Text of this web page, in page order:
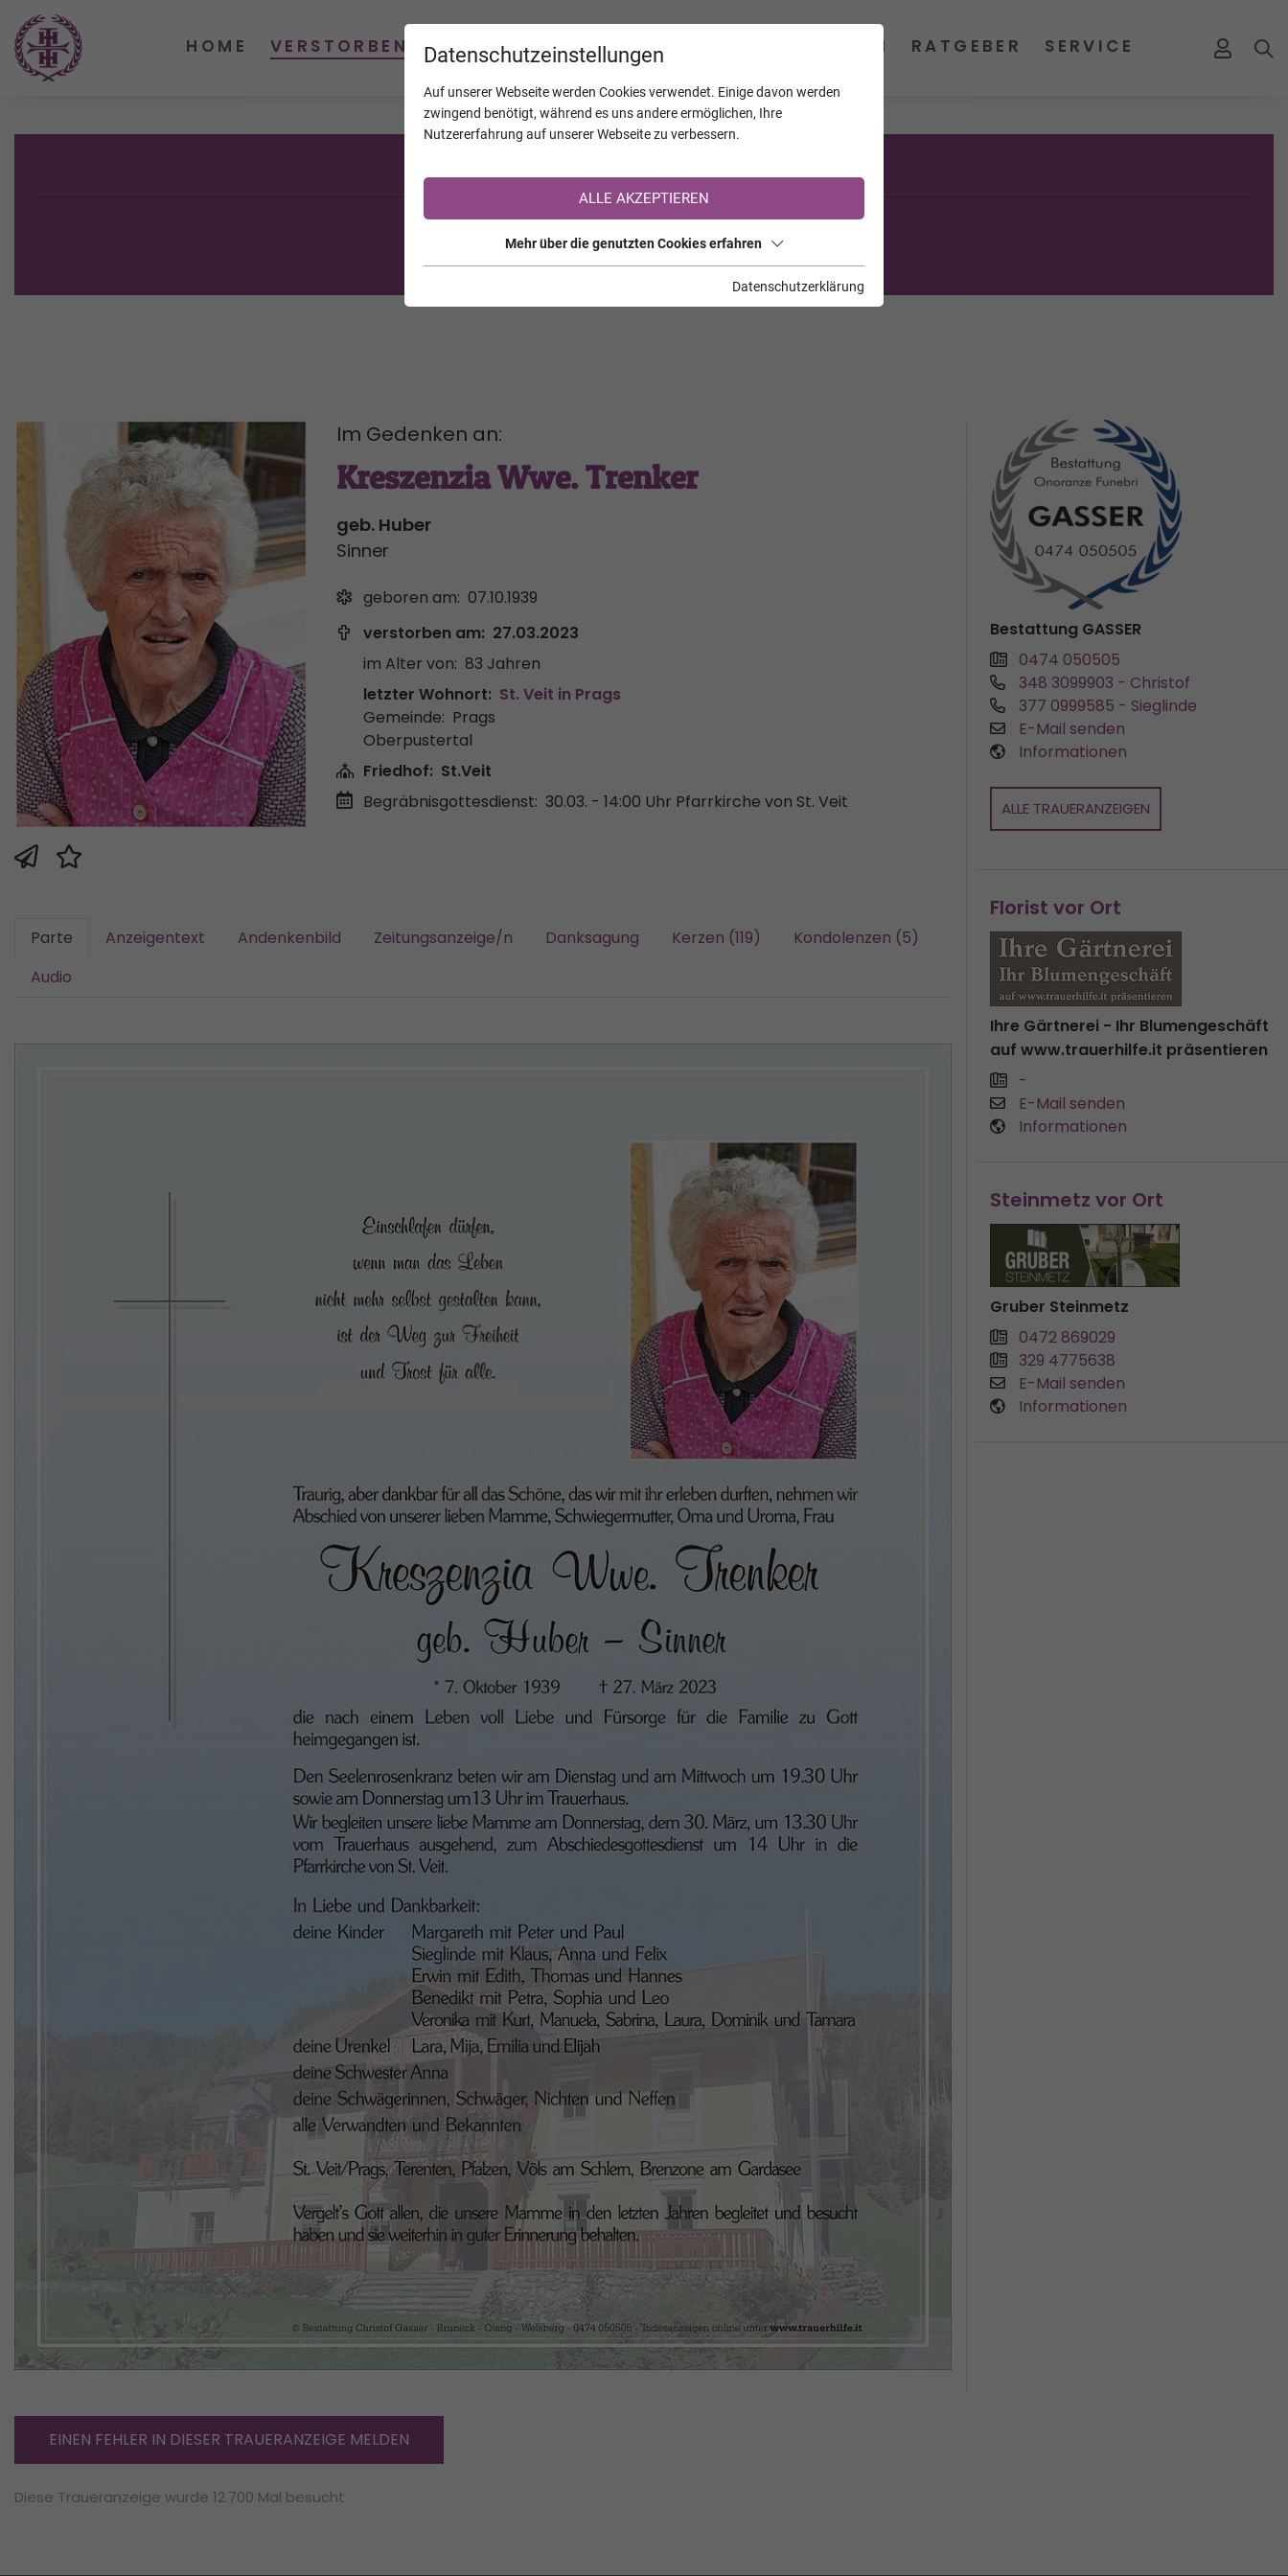
Sie sind noch nicht auf TrauerHilfe.it registriert?
>> zur kostenlosen Registrierung <<
Im Gedenken an:
Kreszenzia Wwe. Trenker
geb. Huber
Sinner
geboren am: 07.10.1939
verstorben am: 27.03.2023
im Alter von: 83 Jahren
letzter Wohnort: St. Veit in Prags
Gemeinde: Prags
Oberpustertal
Friedhof: St.Veit
Begräbnisgottesdienst: 30.03. - 14:00 Uhr Pfarrkirche von St. Veit
Parte Anzeigentext Andenkenbild Zeitungsanzeige/n Danksagung Kerzen (119)
Kondolenzen (5)
Audio
Bestattung GASSER
0474 050505
348 3099903 - Christof
377 0999585 - Sieglinde
E-Mail senden
Informationen
ALLE TRAUERANZEIGEN
Florist vor Ort
Ihre Gärtnerei - Ihr Blumengeschäft
auf www.trauerhilfe.it präsentieren
-
E-Mail senden
Informationen
Steinmetz vor Ort
Gruber Steinmetz
0472 869029
329 4775638
E-Mail senden
Informationen
EINEN FEHLER IN DIESER TRAUERANZEIGE MELDEN
Diese Traueranzeige wurde 12.700 Mal besucht
Datenschutzeinstellungen
Auf unserer Webseite werden Cookies verwendet. Einige davon werden
zwingend benötigt, während es uns andere ermöglichen, Ihre
Nutzererfahrung auf unserer Webseite zu verbessern.
ALLE AKZEPTIEREN
Mehr über die genutzten Cookies erfahren
Datenschutzerklärung
HOME VERSTORBENE KALENDER JAHRESTAGE UNTERNEHMEN RATGEBER SERVICE